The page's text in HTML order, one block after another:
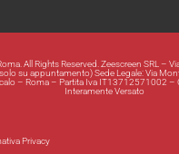
All Rights Reserved. Zeescreen SRL –
solo su appuntamento) Sede Legale: Via
– Roma – Partita Iva IT13712571002 –
Interamente Versato
Privacy